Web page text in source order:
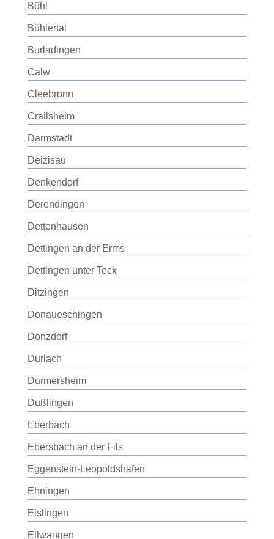
Bühl
Bühlertal
Burladingen
Calw
Cleebronn
Crailsheim
Darmstadt
Deizisau
Denkendorf
Derendingen
Dettenhausen
Dettingen an der Erms
Dettingen unter Teck
Ditzingen
Donaueschingen
Donzdorf
Durlach
Durmersheim
Dußlingen
Eberbach
Ebersbach an der Fils
Eggenstein-Leopoldshafen
Ehningen
Eislingen
Ellwangen